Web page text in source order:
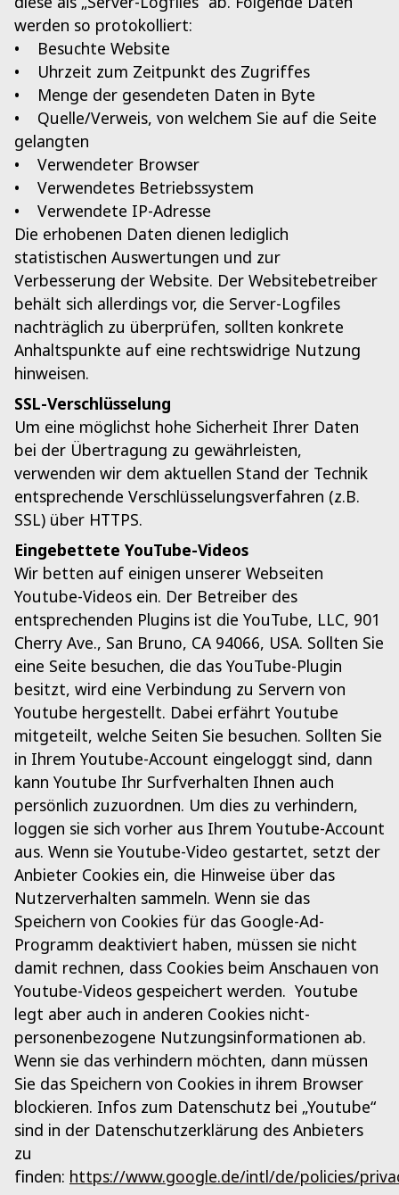
werden so protokolliert:
• Besuchte Website
• Uhrzeit zum Zeitpunkt des Zugriffes
• Menge der gesendeten Daten in Byte
• Quelle/Verweis, von welchem Sie auf die Seite
gelangten
• Verwendeter Browser
• Verwendetes Betriebssystem
• Verwendete IP-Adresse
Die erhobenen Daten dienen lediglich
statistischen Auswertungen und zur
Verbesserung der Website. Der Websitebetreiber
behält sich allerdings vor, die Server-Logfiles
nachträglich zu überprüfen, sollten konkrete
Anhaltspunkte auf eine rechtswidrige Nutzung
hinweisen.
SSL-Verschlüsselung
Um eine möglichst hohe Sicherheit Ihrer Daten
bei der Übertragung zu gewährleisten,
verwenden wir dem aktuellen Stand der Technik
entsprechende Verschlüsselungsverfahren (z.B.
SSL) über HTTPS.
Eingebettete YouTube-Videos
Wir betten auf einigen unserer Webseiten
Youtube-Videos ein. Der Betreiber des
entsprechenden Plugins ist die YouTube, LLC, 901
Cherry Ave., San Bruno, CA 94066, USA. Sollten Sie
eine Seite besuchen, die das YouTube-Plugin
besitzt, wird eine Verbindung zu Servern von
Youtube hergestellt. Dabei erfährt Youtube
mitgeteilt, welche Seiten Sie besuchen. Sollten Sie
in Ihrem Youtube-Account eingeloggt sind, dann
kann Youtube Ihr Surfverhalten Ihnen auch
persönlich zuzuordnen. Um dies zu verhindern,
loggen sie sich vorher aus Ihrem Youtube-Account
aus. Wenn sie Youtube-Video gestartet, setzt der
Anbieter Cookies ein, die Hinweise über das
Nutzerverhalten sammeln. Wenn sie das
Speichern von Cookies für das Google-Ad-
Programm deaktiviert haben, müssen sie nicht
damit rechnen, dass Cookies beim Anschauen von
Youtube-Videos gespeichert werden. Youtube
legt aber auch in anderen Cookies nicht-
personenbezogene Nutzungsinformationen ab.
Wenn sie das verhindern möchten, dann müssen
Sie das Speichern von Cookies in ihrem Browser
blockieren. Infos zum Datenschutz bei „Youtube“
sind in der Datenschutzerklärung des Anbieters
zu
finden: https://www.google.de/intl/de/policies/